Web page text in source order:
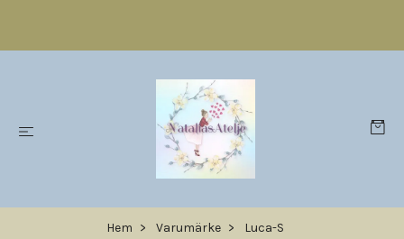
Hem Varumärke
Luca-S